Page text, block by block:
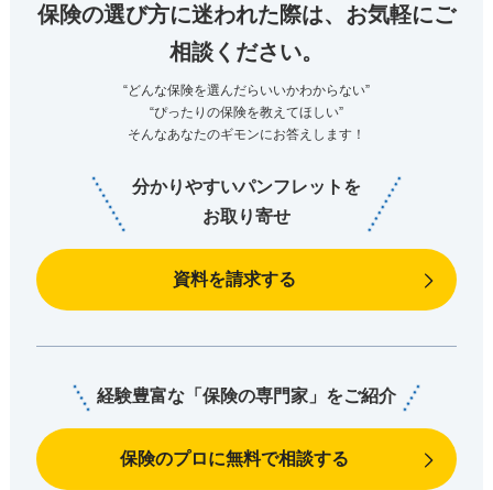
保険の選び方に迷われた際は、お気軽にご
相談ください。
“どんな保険を選んだらいいかわからない”
“ぴったりの保険を教えてほしい”
そんなあなたのギモンにお答えします！
分かりやすいパンフレットを
お取り寄せ
資料を請求する
経験豊富な「保険の専門家」をご紹介
保険のプロに無料で相談する